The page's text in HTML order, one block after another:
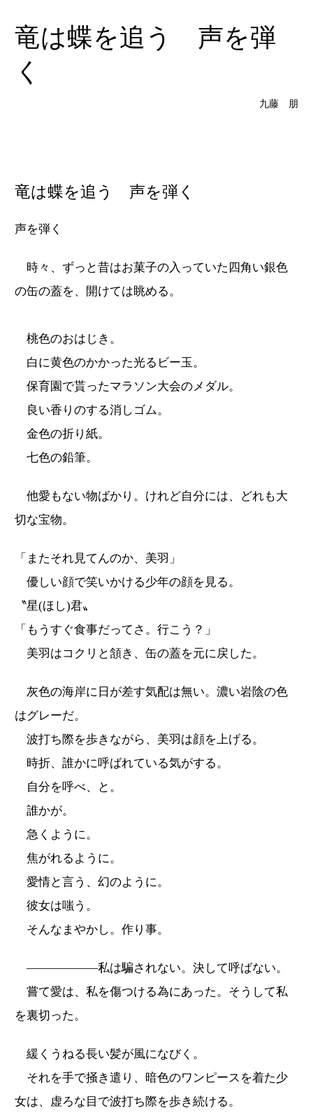
竜は蝶を追う 声を弾
く
九藤 朋
竜は蝶を追う 声を弾く
声を弾く
時々、ずっと昔はお菓子の入っていた四角い銀色
の缶の蓋を、開けては眺める。
桃色のおはじき。
白に黄色のかかった光るビー玉。
保育園で貰ったマラソン大会のメダル。
良い香りのする消しゴム。
金色の折り紙。
七色の鉛筆。
他愛もない物ばかり。けれど自分には、どれも大
切な宝物。
「またそれ見てんのか、美羽」
優しい顔で笑いかける少年の顔を見る。
〝星(ほし)君〟
「もうすぐ食事だってさ。行こう？」
美羽はコクリと頷き、缶の蓋を元に戻した。
灰色の海岸に日が差す気配は無い。濃い岩陰の色
はグレーだ。
波打ち際を歩きながら、美羽は顔を上げる。
時折、誰かに呼ばれている気がする。
自分を呼べ、と。
誰かが。
急くように。
焦がれるように。
愛情と言う、幻のように。
彼女は嗤う。
そんなまやかし。作り事。
――――――私は騙されない。決して呼ばない。
嘗て愛は、私を傷つける為にあった。そうして私
を裏切った。
緩くうねる長い髪が風になびく。
それを手で掻き遣り、暗色のワンピースを着た少
女は、虚ろな目で波打ち際を歩き続ける。